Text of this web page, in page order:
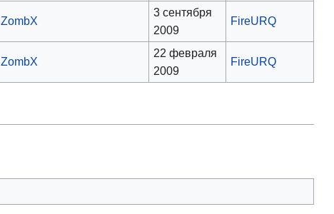
ZombX
3 сентября
2009
FireURQ
ZombX
22 февраля
2009
FireURQ